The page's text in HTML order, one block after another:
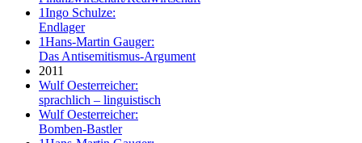
1Ingo Schulze:
Endlager
1Hans-Martin Gauger:
Das Antisemitismus-Argument
2011
Wulf Oesterreicher:
sprachlich – linguistisch
Wulf Oesterreicher:
Bomben-Bastler